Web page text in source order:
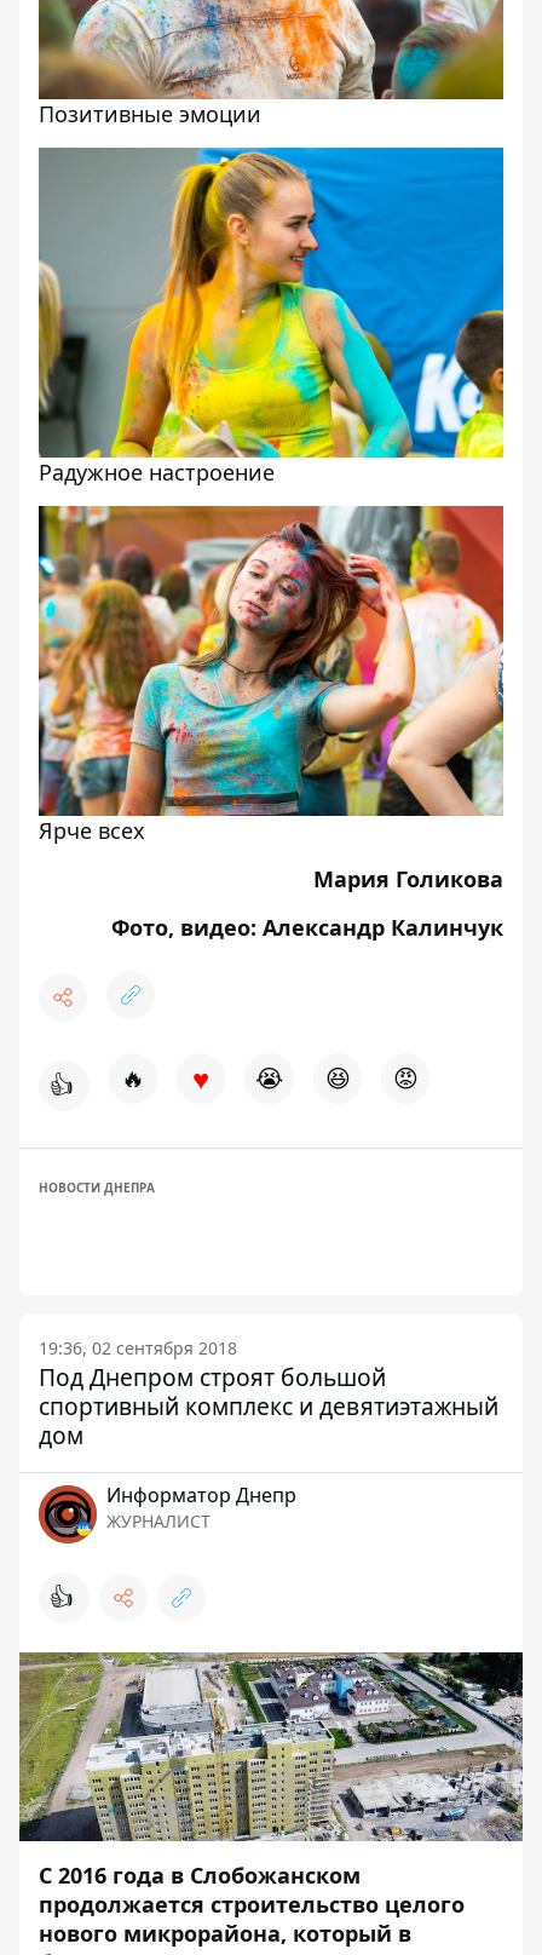
Позитивные эмоции
Радужное настроение
Ярче всех
Мария Голикова
Фото, видео: Александр Калинчук
👍 🔥 ♥ 😭 😆 😡
НОВОСТИ ДНЕПРА
19:36, 02 сентября 2018
Под Днепром строят большой
спортивный комплекс и девятиэтажный
дом
Информатор Днепр
ЖУРНАЛИСТ
👍
С 2016 года в Слобожанском
продолжается строительство целого
нового микрорайона, который в